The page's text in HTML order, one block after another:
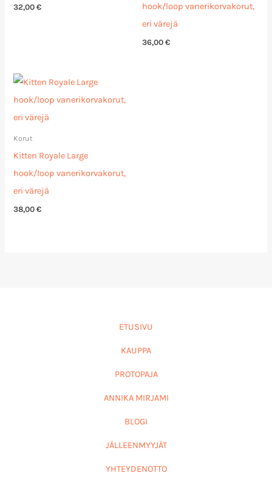
32,00€
hook/loop vanerikorvakorut,
eri värejä
36,00 €
Korut
Kitten Royale Large
hook/loop vanerikorvakorut,
eri värejä
38,00€
ETUSIVU
KAUPPA
PROTOPAJA
ANNIKA MIRJAMI
BLOGI
JÄLLEENMYYJÄT
YHTEYDENOTTO